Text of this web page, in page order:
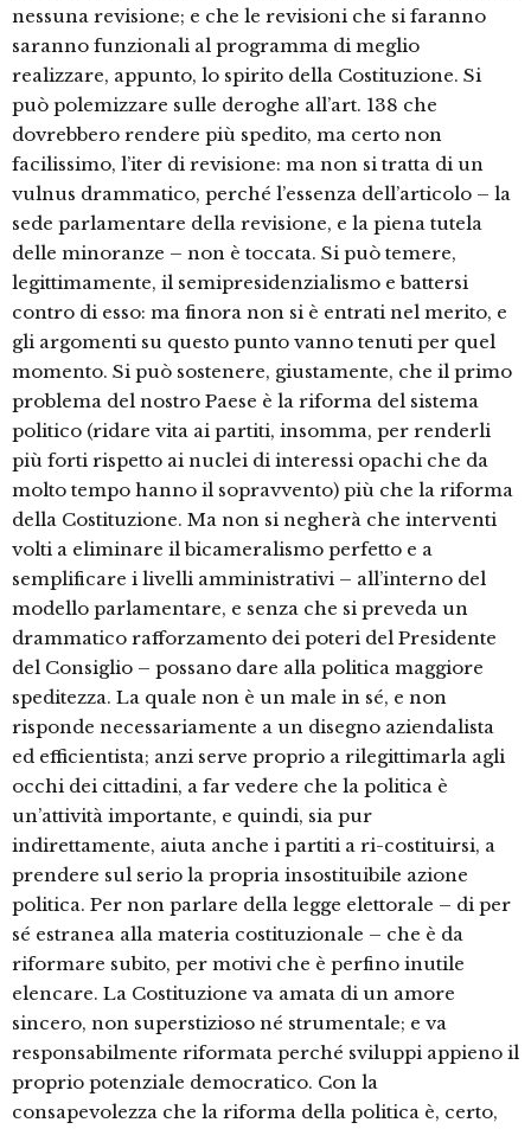
nessuna revisione; e che le revisioni che si faranno
saranno funzionali al programma di meglio
realizzare, appunto, lo spirito della Costituzione. Si
può polemizzare sulle deroghe all’art. 138 che
dovrebbero rendere più spedito, ma certo non
facilissimo, l’iter di revisione: ma non si tratta di un
vulnus drammatico, perché l’essenza dell’articolo – la
sede parlamentare della revisione, e la piena tutela
delle minoranze – non è toccata. Si può temere,
legittimamente, il semipresidenzialismo e battersi
contro di esso: ma finora non si è entrati nel merito, e
gli argomenti su questo punto vanno tenuti per quel
momento. Si può sostenere, giustamente, che il primo
problema del nostro Paese è la riforma del sistema
politico (ridare vita ai partiti, insomma, per renderli
più forti rispetto ai nuclei di interessi opachi che da
molto tempo hanno il sopravvento) più che la riforma
della Costituzione. Ma non si negherà che interventi
volti a eliminare il bicameralismo perfetto e a
semplificare i livelli amministrativi – all’interno del
modello parlamentare, e senza che si preveda un
drammatico rafforzamento dei poteri del Presidente
del Consiglio – possano dare alla politica maggiore
speditezza. La quale non è un male in sé, e non
risponde necessariamente a un disegno aziendalista
ed efficientista; anzi serve proprio a rilegittimarla agli
occhi dei cittadini, a far vedere che la politica è
un’attività importante, e quindi, sia pur
indirettamente, aiuta anche i partiti a ri-costituirsi, a
prendere sul serio la propria insostituibile azione
politica. Per non parlare della legge elettorale – di per
sé estranea alla materia costituzionale – che è da
riformare subito, per motivi che è perfino inutile
elencare. La Costituzione va amata di un amore
sincero, non superstizioso né strumentale; e va
responsabilmente riformata perché sviluppi appieno il
proprio potenziale democratico. Con la
consapevolezza che la riforma della politica è, certo,